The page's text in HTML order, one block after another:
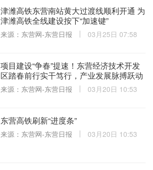
津潍高铁东营南站黄大过渡线顺利开通 为
津潍高铁全线建设按下“加速键”
来源：东营网-东营日报 03月25日 07:58
项目建设“争春”提速！东营经济技术开发
区踏春前行实干笃行，产业发展脉搏跃动
来源：东营网-东营日报 03月20日 10:53
东营高铁刷新“进度条”
来源：东营网-东营日报 03月20日 10:53